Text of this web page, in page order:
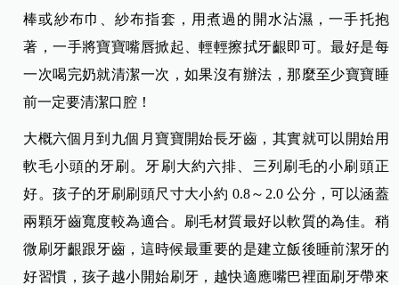
棒或紗布巾、紗布指套，用煮過的開水沾濕，一手托抱
著，一手將寶寶嘴唇掀起、輕輕擦拭牙齦即可。最好是每
一次喝完奶就清潔一次，如果沒有辦法，那麼至少寶寶睡
前一定要清潔口腔！
大概六個月到九個月寶寶開始長牙齒，其實就可以開始用
軟毛小頭的牙刷。牙刷大約六排、三列刷毛的小刷頭正
好。孩子的牙刷刷頭尺寸大小約 0.8～2.0 公分，可以涵蓋
兩顆牙齒寬度較為適合。刷毛材質最好以軟質的為佳。稍
微刷牙齦跟牙齒，這時候最重要的是建立飯後睡前潔牙的
好習慣，孩子越小開始刷牙，越快適應嘴巴裡面刷牙帶來